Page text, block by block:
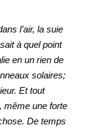
l’air, la suie
à quel point
en un rien de
solaires;
Et tout
même une forte
De temps